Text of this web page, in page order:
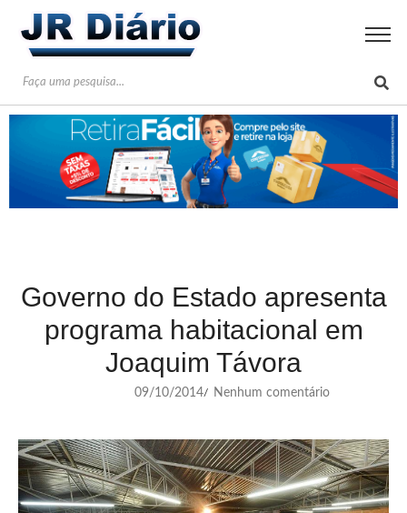
Governo do Estado apresenta
programa habitacional em
Joaquim Távora
09/10/2014/ Nenhum comentário